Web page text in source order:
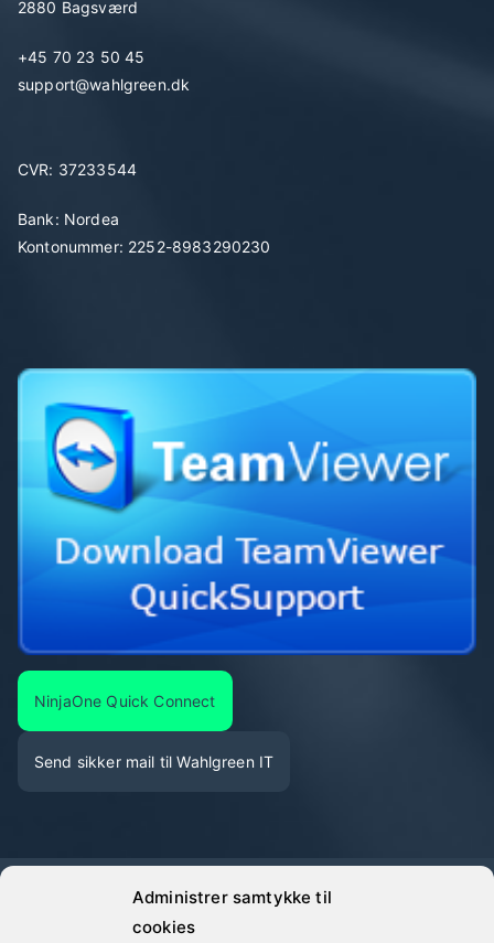
Administrer samtykke til
cookies
2880 Bagsværd
+45 70 23 50 45
support@wahlgreen.dk
CVR: 37233544
Bank: Nordea
Kontonummer: 2252-8983290230
NinjaOne Quick Connect
Send sikker mail til Wahlgreen IT
Wahlgreen IT· Alle oplyste priser er eksklusive moms